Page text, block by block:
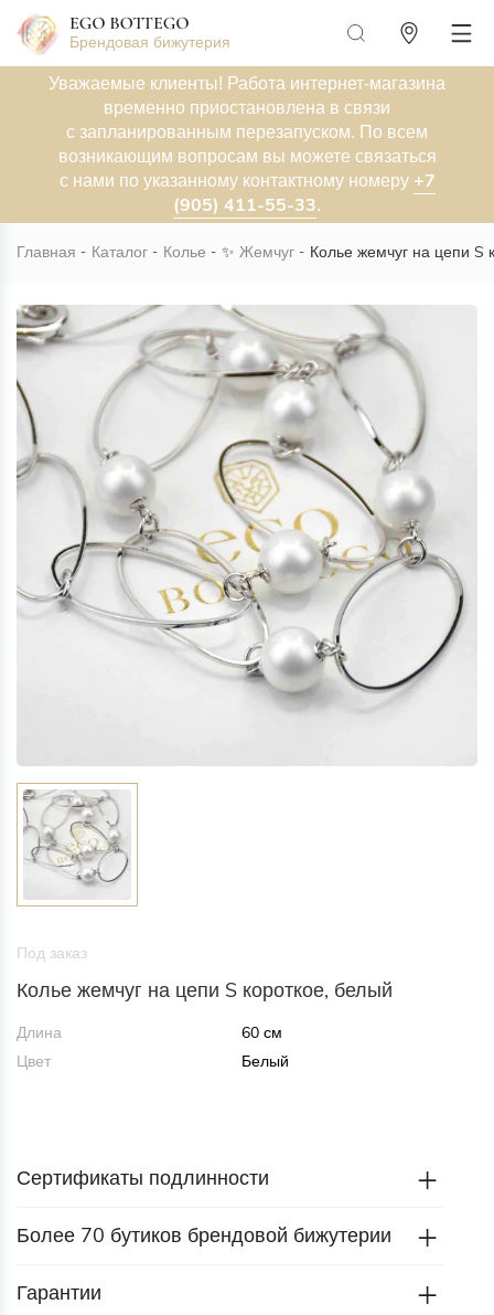
Брендовая бижутерия
Уважаемые клиенты! Работа интернет-магазина
временно приостановлена в связи
с запланированным перезапуском. По всем
возникающим вопросам вы можете связаться
с нами по указанному контактному номеру +7
(905) 411-55-33.
Главная Каталог Колье ✨ Жемчуг Колье жемчуг на цепи S
Новинка
Под заказ
Колье жемчуг на цепи S короткое, белый
Длина
60 см
Цвет
Белый
Сертификаты подлинности
Более 70 бутиков брендовой бижутерии
Гарантии